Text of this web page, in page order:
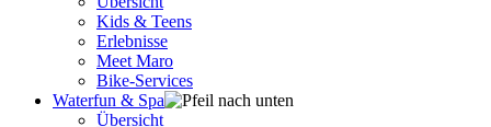
Kids & Teens
Erlebnisse
Meet Maro
Bike-Services
Waterfun & Spa
Übersicht